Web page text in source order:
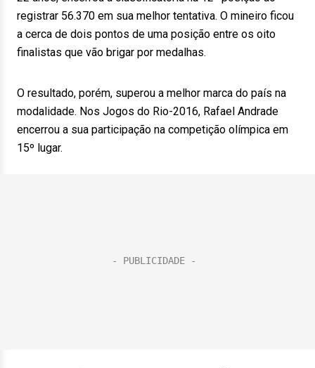
registrar 56.370 em sua melhor tentativa. O mineiro ficou
a cerca de dois pontos de uma posição entre os oito
finalistas que vão brigar por medalhas.
O resultado, porém, superou a melhor marca do país na
modalidade. Nos Jogos do Rio-2016, Rafael Andrade
encerrou a sua participação na competição olímpica em
15º lugar.